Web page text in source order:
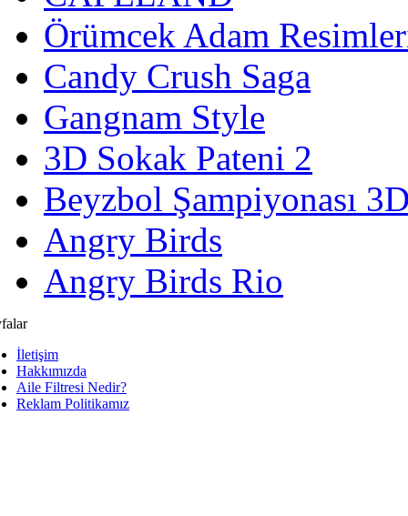
Örümcek Adam
Candy Crush Saga
Gangnam Style
3D Sokak Pateni 2
Beyzbol Şampiyonası
Angry Birds
Angry Birds Rio
İletişim
Hakkımızda
Aile Filtresi Nedir?
Reklam Politikamız